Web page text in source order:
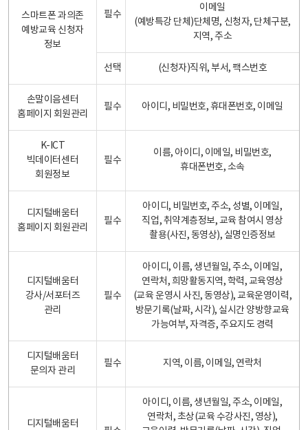
스마트폰 과의존
예방교육 신청자
정보
필수
이메일
(예방특강 단체)단체명, 신청자, 단체구분,
지역, 주소
선택 (신청자)직위, 부서, 팩스번호
손말이음센터
홈페이지 회원관리
필수 아이디, 비밀번호, 휴대폰번호, 이메일
K-ICT
빅데이터센터
회원정보
필수
이름, 아이디, 이메일, 비밀번호,
휴대폰번호, 소속
디지털배움터
홈페이지 회원관리
필수
아이디, 비밀번호, 주소, 성별, 이메일,
직업, 취약계층정보, 교육 참여시 영상
촬용(사진, 동영상), 실명인증정보
디지털배움터
강사/서포터즈
관리
필수
아이디, 이름, 생년월일, 주소, 이메일,
연락처, 희망활동지역, 학력, 교육영상
(교육 운영시 사진, 동영상), 교육운영이력,
방문기록(날짜, 시각), 실시간 양방향교육
가능여부, 자격증, 주요지도 경력
디지털배움터
문의자 관리
필수 지역, 이름, 이메일, 연락처
디지털배움터
아이디, 이름, 생년월일, 주소, 이메일,
연락처, 초상(교육 수강사진, 영상),